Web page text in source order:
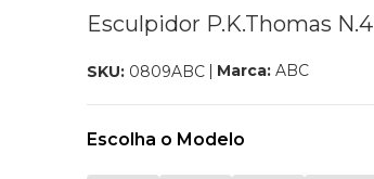
Esculpidor P.K.Thomas N.4
SKU:0809ABC Marca: ABC
Escolha o Modelo